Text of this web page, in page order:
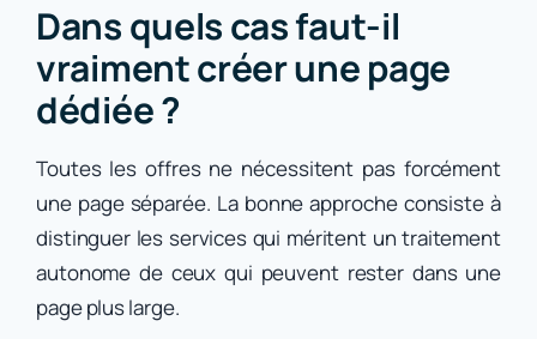
Dans quels cas faut-il
vraiment créer une page
dédiée ?
Toutes les offres ne nécessitent pas forcément
une page séparée. La bonne approche consiste à
distinguer les services qui méritent un traitement
autonome de ceux qui peuvent rester dans une
page plus large.